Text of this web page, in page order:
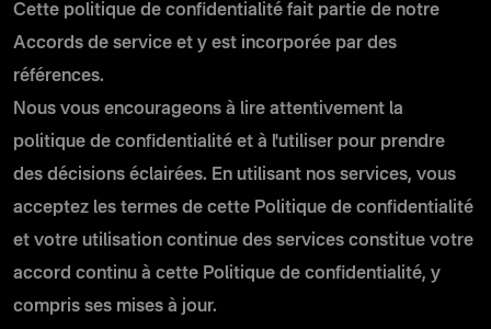
Cette politique de confidentialité fait partie de notre
Accords de service et y est incorporée par des
références.
Nous vous encourageons à lire attentivement la
politique de confidentialité et à l'utiliser pour prendre
des décisions éclairées. En utilisant nos services, vous
acceptez les termes de cette Politique de confidentialité
et votre utilisation continue des services constitue votre
accord continu à cette Politique de confidentialité, y
compris ses mises à jour.